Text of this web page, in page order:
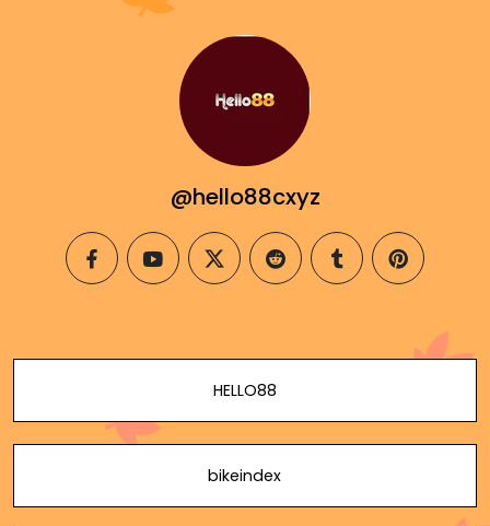
@hello88cxyz
facebookyoutubetwitterreddit tumblrpinterest
HELLO88
bikeindex